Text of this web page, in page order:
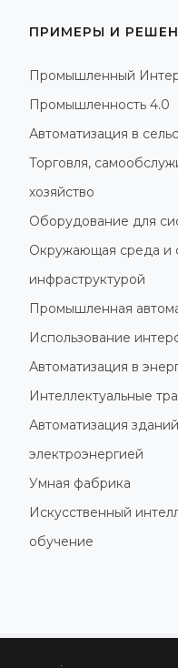
ПРИМЕРЫ И
Промышленный
Промышленность 4.0
Автоматизация в
Торговля,
хозяйство
Оборудование для
Окружающая среда и
инфраструктурой
Промышленная
Использование
Автоматизация в
Интеллектуальные
Автоматизация
электроэнергией
Умная фабрика
Искусственный
обучение